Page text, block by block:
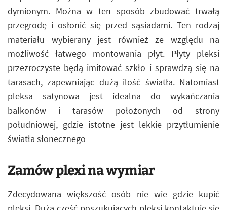
dymionym. Można w ten sposób zbudować trwałą
przegrodę i osłonić się przed sąsiadami. Ten rodzaj
materiału wybierany jest również ze względu na
możliwość łatwego montowania płyt. Płyty pleksi
przezroczyste będą imitować szkło i sprawdzą się na
tarasach, zapewniając dużą ilość światła. Natomiast
pleksa satynowa jest idealna do wykańczania
balkonów i tarasów położonych od strony
południowej, gdzie istotne jest lekkie przytłumienie
światła słonecznego
Zamów plexi na wymiar
Zdecydowana większość osób nie wie gdzie kupić